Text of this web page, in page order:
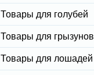
Товары для голубей
Товары для грызунов
Товары для лошадей